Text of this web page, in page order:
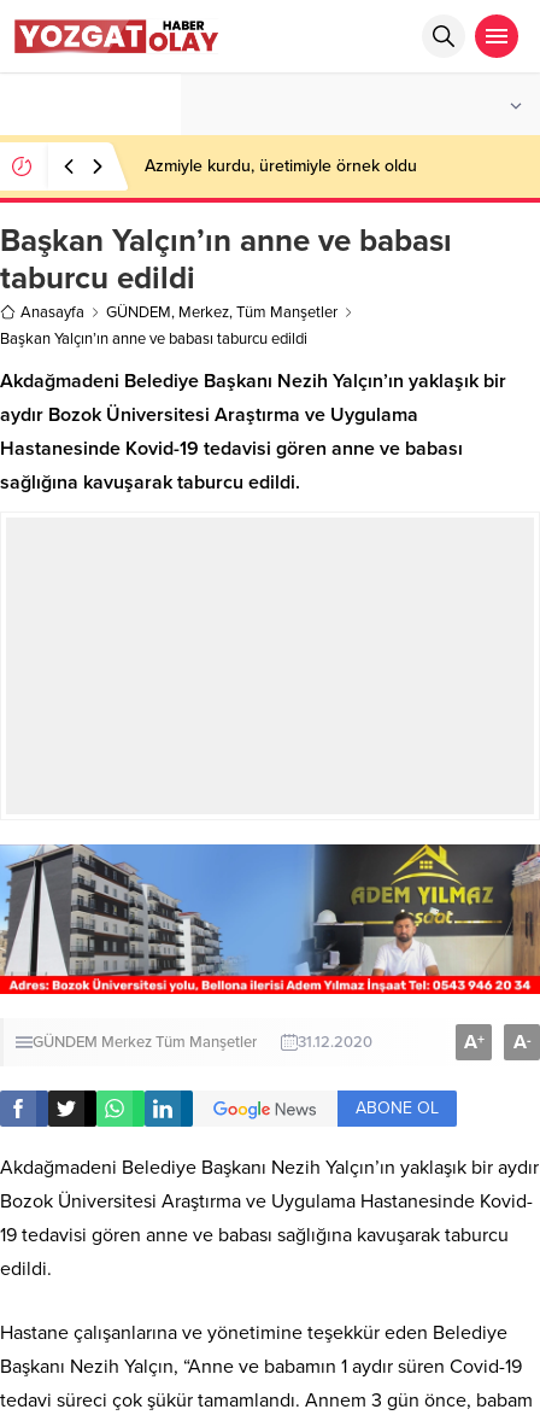
Azmiyle kurdu, üretimiyle örnek oldu
Başkan Yalçın’ın anne ve babası
taburcu edildi
Anasayfa GÜNDEM, Merkez,Tüm Manşetler
Başkan Yalçın’ın anne ve babası taburcu edildi
Akdağmadeni Belediye Başkanı Nezih Yalçın’ın yaklaşık bir
aydır Bozok Üniversitesi Araştırma ve Uygulama
Hastanesinde Kovid-19 tedavisi gören anne ve babası
sağlığına kavuşarak taburcu edildi.
GÜNDEM MerkezTüm Manşetler 31.12.2020 A+ A-
ABONE OL
Akdağmadeni Belediye Başkanı Nezih Yalçın’ın yaklaşık bir aydır
Bozok Üniversitesi Araştırma ve Uygulama Hastanesinde Kovid-
19 tedavisi gören anne ve babası sağlığına kavuşarak taburcu
edildi.
Hastane çalışanlarına ve yönetimine teşekkür eden Belediye
Başkanı Nezih Yalçın, “Anne ve babamın 1 aydır süren Covid-19
tedavi süreci çok şükür tamamlandı. Annem 3 gün önce, babam